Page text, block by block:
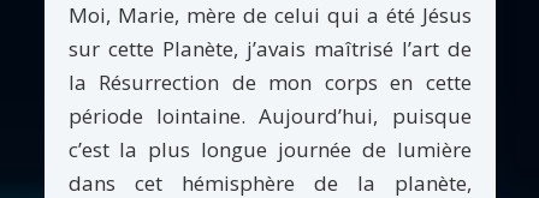
Moi, Marie, mère de celui qui a été Jésus
sur cette Planète, j’avais maîtrisé l’art de
la Résurrection de mon corps en cette
période lointaine. Aujourd’hui, puisque
c’est la plus longue journée de lumière
dans cet hémisphère de la planète,